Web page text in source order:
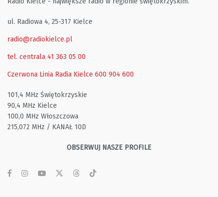
ul. Radiowa 4, 25-317 Kielce
radio@radiokielce.pl
tel. centrala 41 363 05 00
Czerwona Linia Radia Kielce 600 904 600
101,4 MHz Świętokrzyskie
90,4 MHz Kielce
100,0 MHz Włoszczowa
215,072 MHz / KANAŁ 10D
OBSERWUJ NASZE PROFILE